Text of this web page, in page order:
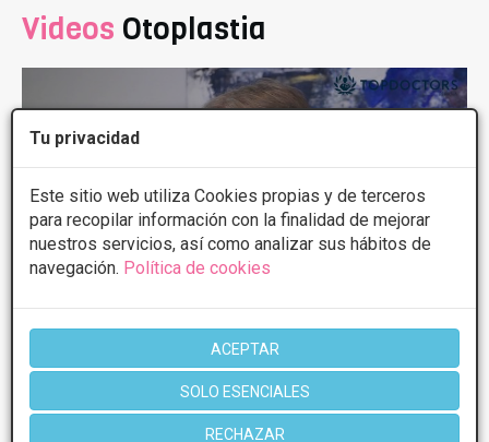
Tu privacidad
Este sitio web utiliza Cookies propias y de terceros
para recopilar información con la finalidad de mejorar
nuestros servicios, así como analizar sus hábitos de
navegación. Política de cookies
ACEPTAR
SOLO ESENCIALES
RECHAZAR
Videos Otoplastia
10 de Jun, 2023 Técnica Earfold para corregir las orejas